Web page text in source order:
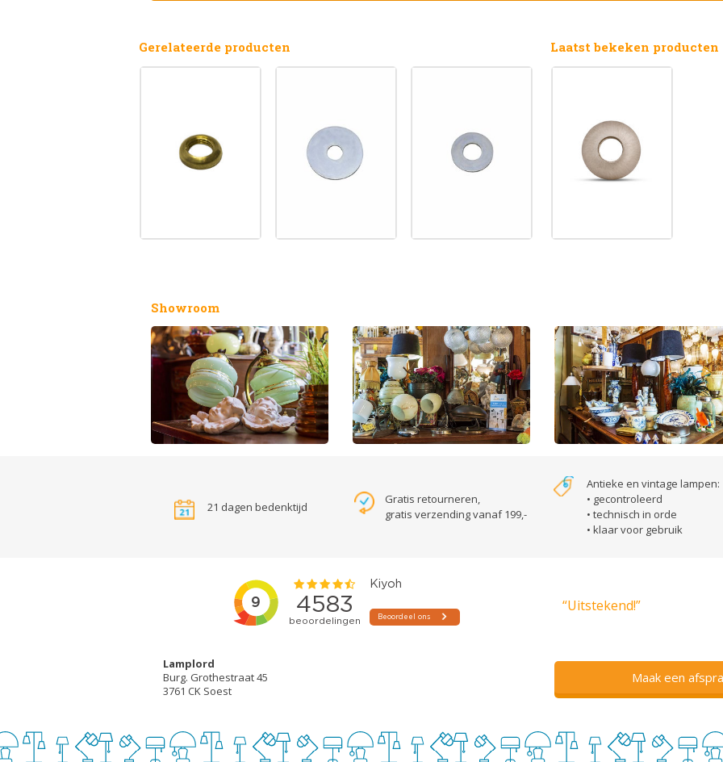
Gerelateerde producten Laatst bekeken producten
Showroom
21 dagen bedenktijd
Gratis retourneren,
gratis verzending vanaf 199,-
Antieke en vintage lampen:
• gecontroleerd
• technisch in orde
• klaar voor gebruik
“Uitstekend!”
Lamplord
Burg. Grothestraat 45
3761 CK Soest
Maak een